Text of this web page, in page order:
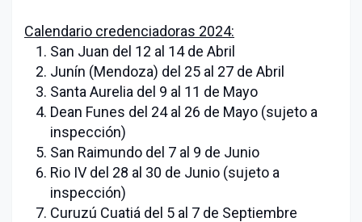
Calendario credenciadoras 2024:
San Juan del 12 al 14 de Abril
Junín (Mendoza) del 25 al 27 de Abril
Santa Aurelia del 9 al 11 de Mayo
Dean Funes del 24 al 26 de Mayo (sujeto a
inspección)
San Raimundo del 7 al 9 de Junio
Rio IV del 28 al 30 de Junio (sujeto a
inspección)
Curuzú Cuatiá del 5 al 7 de Septiembre